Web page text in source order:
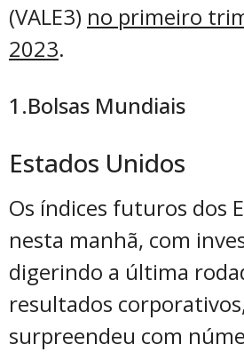
(VALE3) no primeiro
2023.
1.Bolsas Mundiais
Estados Unidos
Os índices futuros dos
nesta manhã, com
digerindo a última
resultados
surpreendeu com